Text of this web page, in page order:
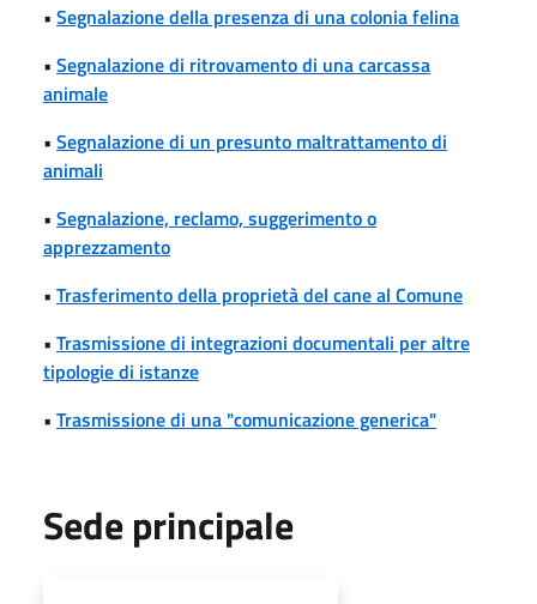
• Segnalazione della presenza di una colonia felina
• Segnalazione di ritrovamento di una carcassa
animale
• Segnalazione di un presunto maltrattamento di
animali
• Segnalazione, reclamo, suggerimento o
apprezzamento
• Trasferimento della proprietà del cane al Comune
• Trasmissione di integrazioni documentali per altre
tipologie di istanze
• Trasmissione di una "comunicazione generica"
Sede principale